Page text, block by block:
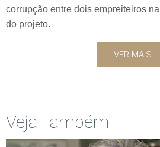
corrupção entre dois empreiteiros
do projeto.
VER MAIS
Veja Também